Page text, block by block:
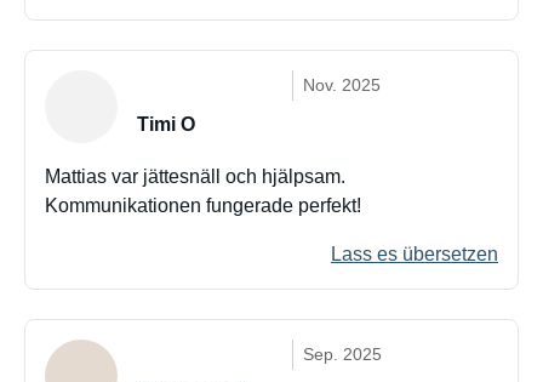
Nov. 2025
Timi O
Mattias var jättesnäll och hjälpsam.
Kommunikationen fungerade perfekt!
Lass es übersetzen
Sep. 2025